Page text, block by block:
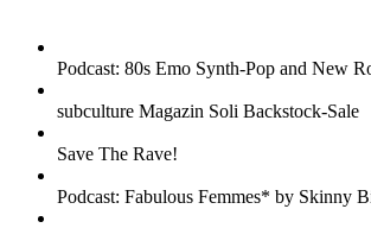
Podcast: 80s Emo Synth-Pop and New
subculture Magazin Soli Backstock-Sale
Save The Rave!
Podcast: Fabulous Femmes* by Skinny